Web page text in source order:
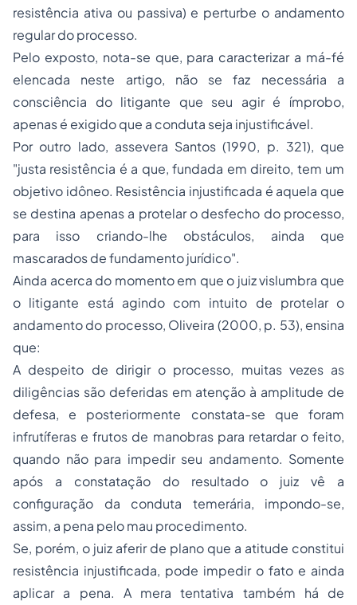
resistência ativa ou passiva) e perturbe o andamento
regular do processo.
Pelo exposto, nota-se que, para caracterizar a má-fé
elencada neste artigo, não se faz necessária a
consciência do litigante que seu agir é ímprobo,
apenas é exigido que a conduta seja injustificável.
Por outro lado, assevera Santos (1990, p. 321), que
"justa resistência é a que, fundada em direito, tem um
objetivo idôneo. Resistência injustificada é aquela que
se destina apenas a protelar o desfecho do processo,
para isso criando-lhe obstáculos, ainda que
mascarados de fundamento jurídico".
Ainda acerca do momento em que o juiz vislumbra que
o litigante está agindo com intuito de protelar o
andamento do processo, Oliveira (2000, p. 53), ensina
que:
A despeito de dirigir o processo, muitas vezes as
diligências são deferidas em atenção à amplitude de
defesa, e posteriormente constata-se que foram
infrutíferas e frutos de manobras para retardar o feito,
quando não para impedir seu andamento. Somente
após a constatação do resultado o juiz vê a
configuração da conduta temerária, impondo-se,
assim, a pena pelo mau procedimento.
Se, porém, o juiz aferir de plano que a atitude constitui
resistência injustificada, pode impedir o fato e ainda
aplicar a pena. A mera tentativa também há de